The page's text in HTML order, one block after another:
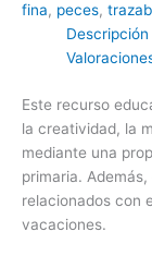
fina, peces,
Descripción
Este recurso
la creatividad, la
mediante una
primaria.
relacionados con
vacaciones.